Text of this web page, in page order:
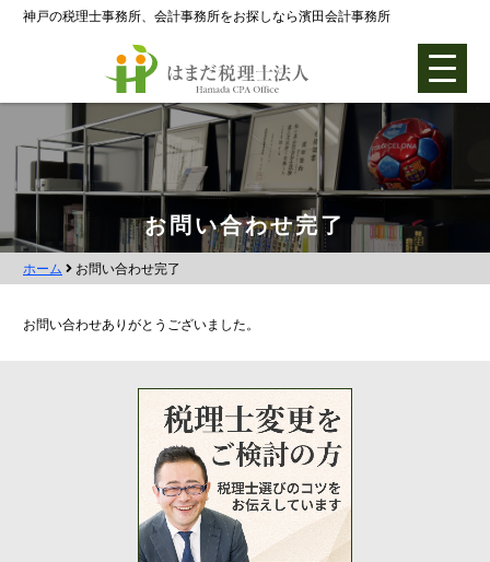
神戸の税理士事務所、会計事務所をお探しなら濱田会計事務所
ホーム
各種支援業務
会社設立支援
株式会社設立
合同会社設立
社団法人設立
財団法人設立
NPO法人設立
お問い合わせ完了
ホーム お問い合わせ完了
お問い合わせありがとうございました。